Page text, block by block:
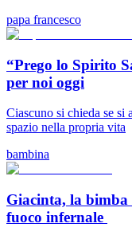
papa francesco
“Prego lo Spirito
per noi oggi
Ciascuno si chieda se si
spazio nella propria vita
bambina
Giacinta, la bimba
fuoco infernale